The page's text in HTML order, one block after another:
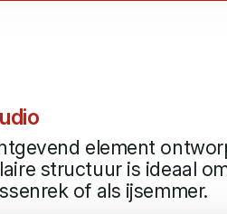
element
structuur is ideaal
of als ijsemmer.